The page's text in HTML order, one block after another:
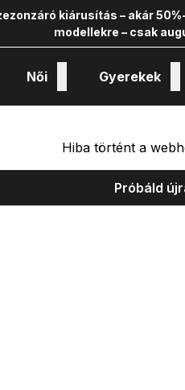
kiárusítás – akár
modellekre – csak
Női Gyerekek
Hiba történt a
Próbáld